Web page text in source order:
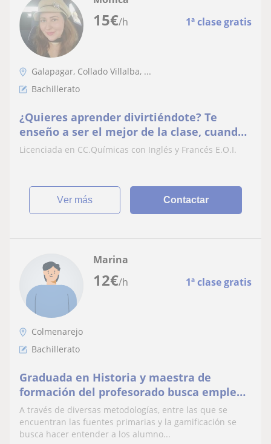
15€/h 1ª clase gratis
Galapagar, Collado Villalba, ...
Bachillerato
¿Quieres aprender divirtiéndote? Te
enseño a ser el mejor de la clase, cuando
se entiende es divertido
Licenciada en CC.Químicas con Inglés y Francés E.O.I.
ver más Contactar
12€/h 1ª clase gratis
Marina
Colmenarejo
Bachillerato
Graduada en Historia y maestra de
formación del profesorado busca empleo
en la educación. Soy dinámica,
responsable y muy atenta con mi
alumnado
A través de diversas metodologías, entre las que se
encuentran las fuentes primarias y la gamificación se
busca hacer entender a los alumno...